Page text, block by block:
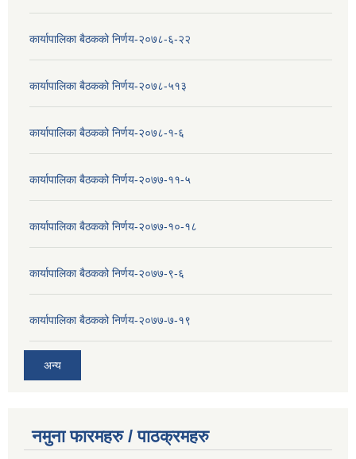
कार्यापालिका बैठकको निर्णय-२०७८-६-२२
कार्यापालिका बैठकको निर्णय-२०७८-५१३
कार्यापालिका बैठकको निर्णय-२०७८-१-६
कार्यापालिका बैठकको निर्णय-२०७७-११-५
कार्यापालिका बैठकको निर्णय-२०७७-१०-१८
कार्यापालिका बैठकको निर्णय-२०७७-९-६
कार्यापालिका बैठकको निर्णय-२०७७-७-१९
अन्य
नमुना फारमहरु / पाठक्रमहरु